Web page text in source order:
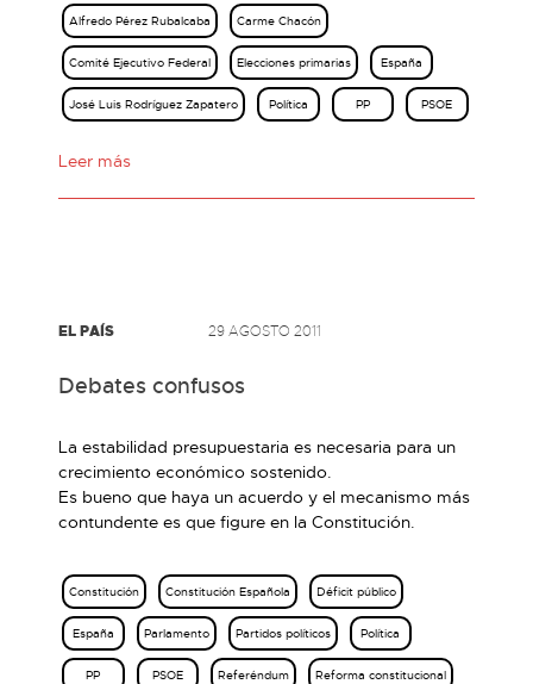
Alfredo Pérez Rubalcaba Carme Chacón
Comité Ejecutivo Federal Elecciones primarias España
José Luis Rodríguez Zapatero Política PP PSOE
Leer más
EL PAÍS 29 AGOSTO 2011
Debates confusos
La estabilidad presupuestaria es necesaria para un
crecimiento económico sostenido.
Es bueno que haya un acuerdo y el mecanismo más
contundente es que figure en la Constitución.
Constitución Constitución Española Déficit público
España Parlamento Partidos políticos Política
PP PSOE Referéndum Reforma constitucional